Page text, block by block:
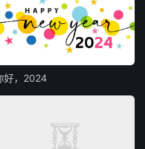
好，2024